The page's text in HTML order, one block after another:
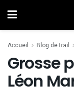
Accueil Blog de trail
Grosse
Léon